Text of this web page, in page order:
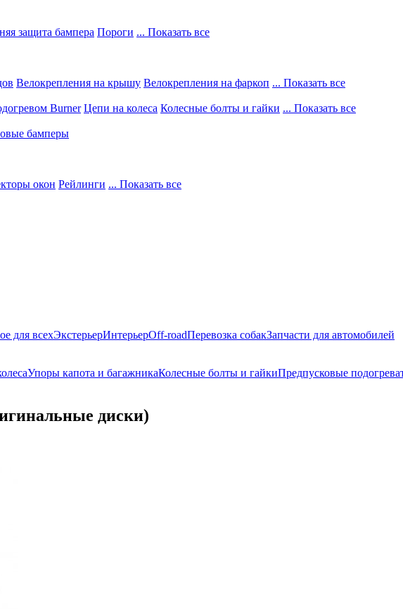
защита бампера Пороги ... Показать все
Велокрепления на крышу Велокрепления на фаркоп ... Показать все
Burner Цепи на колеса Колесные болты и гайки ... Показать все
бамперы
окон Рейлинги ... Показать все
для всехЭкстерьерИнтерьерOff-roadПеревозка собакЗапчасти для автомобилей
Упоры капота и багажникаКолесные болты и гайкиПредпусковые
диски)